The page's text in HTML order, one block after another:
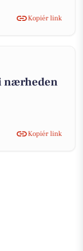
Kopiér link
nærheden
Kopiér link